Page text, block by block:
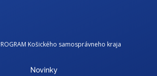
Košického samosprávneho kraja
Novinky